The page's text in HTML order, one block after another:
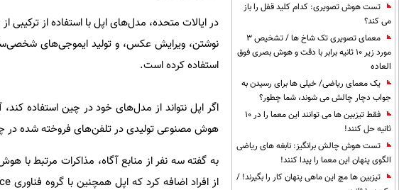
تست هوش تصویری: کدام کلید قفل را باز
می کند؟
معمای تصویری تک شاخ ها / تشخیص 3
مورد زیر 10 ثانیه برابر با دقت و هوش بصری فوق
العاده
یک معمای ریاضی/ خیلی ها برای رسیدن به
جواب دچار چالش می شوند، شما چطور؟
فقط تیزبین ها می توانند این معما را در 10
ثانیه حل کنند!
تست هوش چالش برانگیز: نابغه های ریاضی
الگوی پنهان این معما را پیدا کنند!
تیزبین ها مچ این ماهی پنهان کار را بگیرند! /
در ایالات متحده، مدل‌های اپل با استفاده از ترکیبی
نوشتن، ویرایش عکس، و تولید ایموجی‌های
استفاده کرده است.
اگر اپل نتواند از مدل‌های خود در چین استفاده
هوش مصنوعی تولیدی در تلفن‌های فروخته شده در